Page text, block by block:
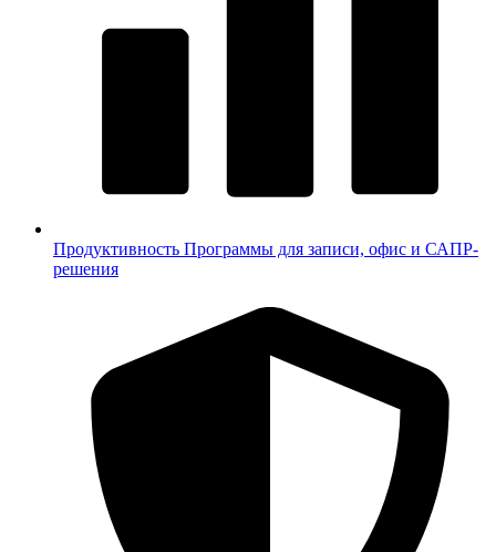
Продуктивность Программы для записи, офис и САПР-
решения